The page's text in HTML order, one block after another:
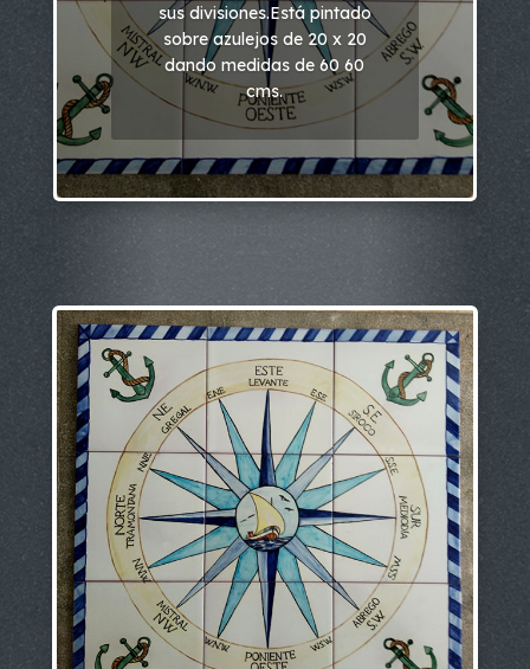
sus divisiones.Está pintado
sobre azulejos de 20 x 20
dando medidas de 60 60
cms.